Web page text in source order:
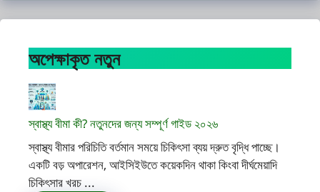
অপেক্ষাকৃত নতুন
স্বাস্থ্য বীমা কী? নতুনদের জন্য সম্পূর্ণ গাইড ২০২৬
স্বাস্থ্য বীমার পরিচিতি বর্তমান সময়ে চিকিৎসা ব্যয় দ্রুত বৃদ্ধি পাচ্ছে।
একটি বড় অপারেশন, আইসিইউতে কয়েকদিন থাকা কিংবা দীর্ঘমেয়াদি
চিকিৎসার খরচ ...